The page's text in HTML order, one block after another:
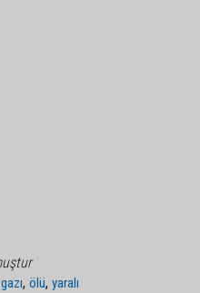
,ölü,yaralı